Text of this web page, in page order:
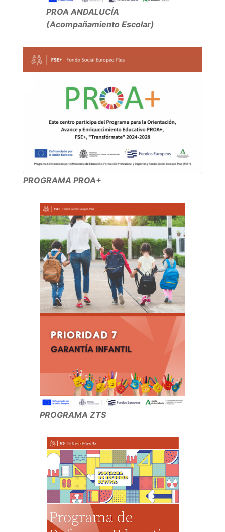
PROA ANDALUCÍA
(Acompañamiento Escolar)
PROGRAMA PROA+
PROGRAMA ZTS